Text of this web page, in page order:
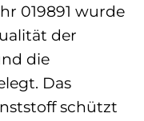
019891 wurde
der
die
Das
schützt